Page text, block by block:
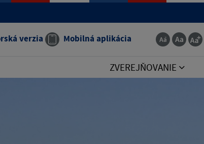
verzia Mobilná aplikácia
ZVEREJŇOVANIE